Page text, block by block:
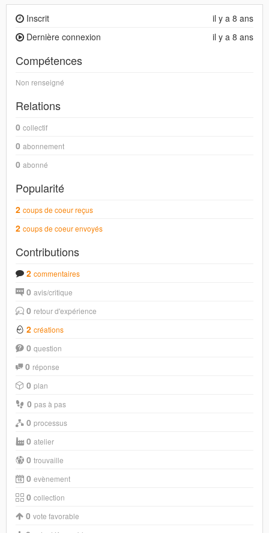
il y a 8 ans
Inscrit
il y a 8 ans
Dernière connexion
Compétences
Non renseigné
Relations
0 collectif
0 abonnement
0 abonné
Popularité
2 coups de coeur reçus
2 coups de coeur envoyés
Contributions
2 commentaires
0 avis/critique
0 retour d'expérience
2 créations
0 question
0 réponse
0 plan
0 pas à pas
0 processus
0 atelier
0 trouvaille
0 evènement
0 collection
0 vote favorable